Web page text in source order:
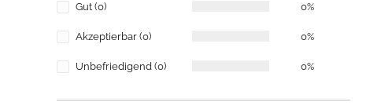
Gut (0) 0%
Akzeptierbar (0) 0%
Unbefriedigend (0) 0%